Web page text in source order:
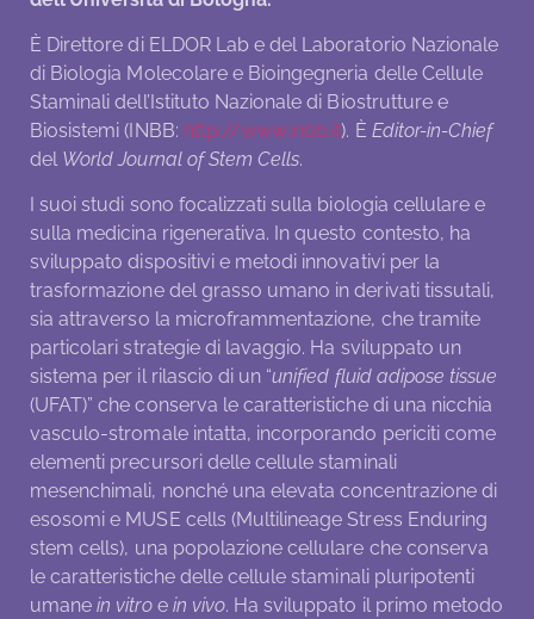
È Direttore di ELDOR Lab e del Laboratorio Nazionale
di Biologia Molecolare e Bioingegneria delle Cellule
Staminali dell’Istituto Nazionale di Biostrutture e
Biosistemi (INBB: http://www.inbb.it). È Editor-in-Chief
del World Journal of Stem Cells.
I suoi studi sono focalizzati sulla biologia cellulare e
sulla medicina rigenerativa. In questo contesto, ha
sviluppato dispositivi e metodi innovativi per la
trasformazione del grasso umano in derivati tissutali,
sia attraverso la microframmentazione, che tramite
particolari strategie di lavaggio. Ha sviluppato un
sistema per il rilascio di un “unified fluid adipose tissue
(UFAT)” che conserva le caratteristiche di una nicchia
vasculo-stromale intatta, incorporando periciti come
elementi precursori delle cellule staminali
mesenchimali, nonché una elevata concentrazione di
esosomi e MUSE cells (Multilineage Stress Enduring
stem cells), una popolazione cellulare che conserva
le caratteristiche delle cellule staminali pluripotenti
umanein vitroe in vivo. Ha sviluppato il primo metodo